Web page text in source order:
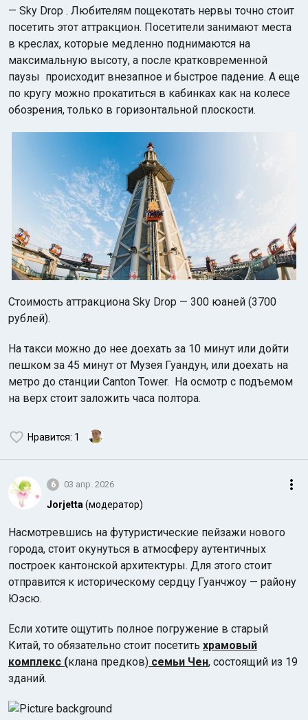
— Sky Drop . Любителям пощекотать нервы точно стоит
посетить этот аттракцион. Посетители занимают места
в креслах, которые медленно поднимаются на
максимальную высоту, а после кратковременной
паузы происходит внезапное и быстрое падение. А еще
по кругу можно прокатиться в кабинках как на колесе
обозрения, только в горизонтальной плоскости.
Стоимость аттракциона Sky Drop — 300 юаней (3700
рублей).
На такси можно до нее доехать за 10 минут или дойти
пешком за 45 минут от Музея Гуандун, или доехать на
метро до станции Canton Tower. На осмотр с подъемом
на верх стоит заложить часа полтора.
Нравится: 1
6 03 апр. 2026
Jorjetta (модератор)
Насмотревшись на футуристические пейзажи нового
города, стоит окунуться в атмосферу аутентичных
построек кантонской архитектуры. Для этого стоит
отправится к историческому сердцу Гуанчжоу — району
Юэсю.
Если хотите ощутить полное погружение в старый
Китай, то обязательно стоит посетить храмовый
комплекс (клана предков) семьи Чен, состоящий из 19
зданий.